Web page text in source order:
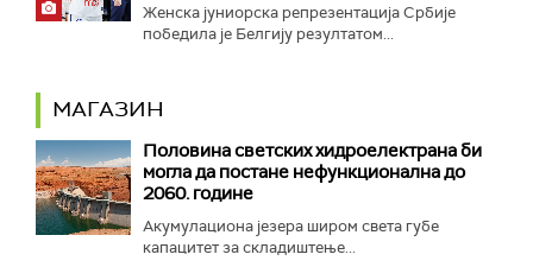
Женска јуниорска репрезентација Србије
победила је Белгију резултатом...
МАГАЗИН
Половина светских хидроелектрана би
могла да постане нефункционална до
2060. године
Акумулациона језера широм света губе
капацитет за складиштење...